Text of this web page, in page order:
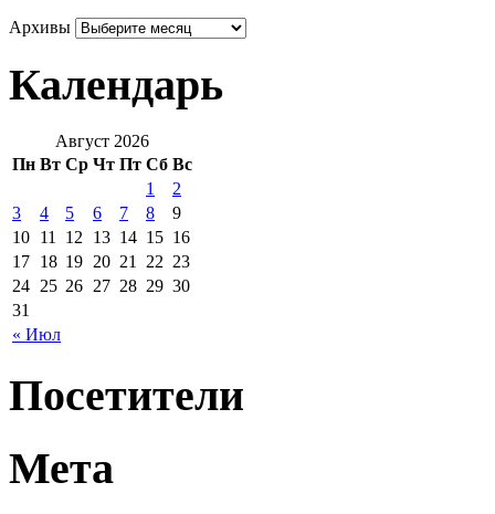
Архивы
Календарь
Август 2026
Пн Вт Ср Чт Пт Сб Вс
« Июл
1
2
3
4 5 6 7 8
9
10 11 12 13 14 15 16
17 18 19 20 21 22 23
24 25 26 27 28 29 30
31
Посетители
Мета